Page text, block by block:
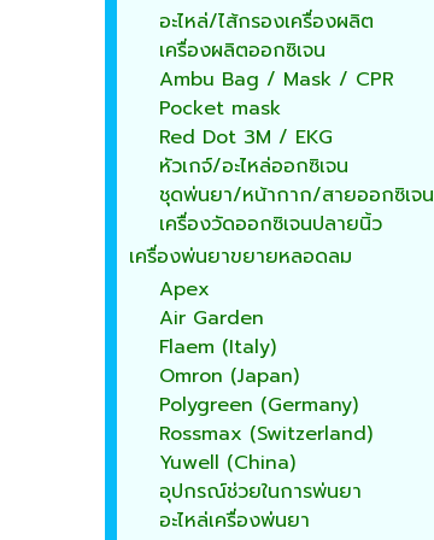
อะไหล่/ไส้กรองเครื่องผลิต
เครื่องผลิตออกซิเจน
Ambu Bag / Mask / CPR
Pocket mask
Red Dot 3M / EKG
หัวเกจ์/อะไหล่ออกซิเจน
ชุดพ่นยา/หน้ากาก/สายออกซิเจน
เครื่องวัดออกซิเจนปลายนิ้ว
เครื่องพ่นยาขยายหลอดลม
Apex
Air Garden
Flaem (Italy)
Omron (Japan)
Polygreen (Germany)
Rossmax (Switzerland)
Yuwell (China)
อุปกรณ์ช่วยในการพ่นยา
อะไหล่เครื่องพ่นยา